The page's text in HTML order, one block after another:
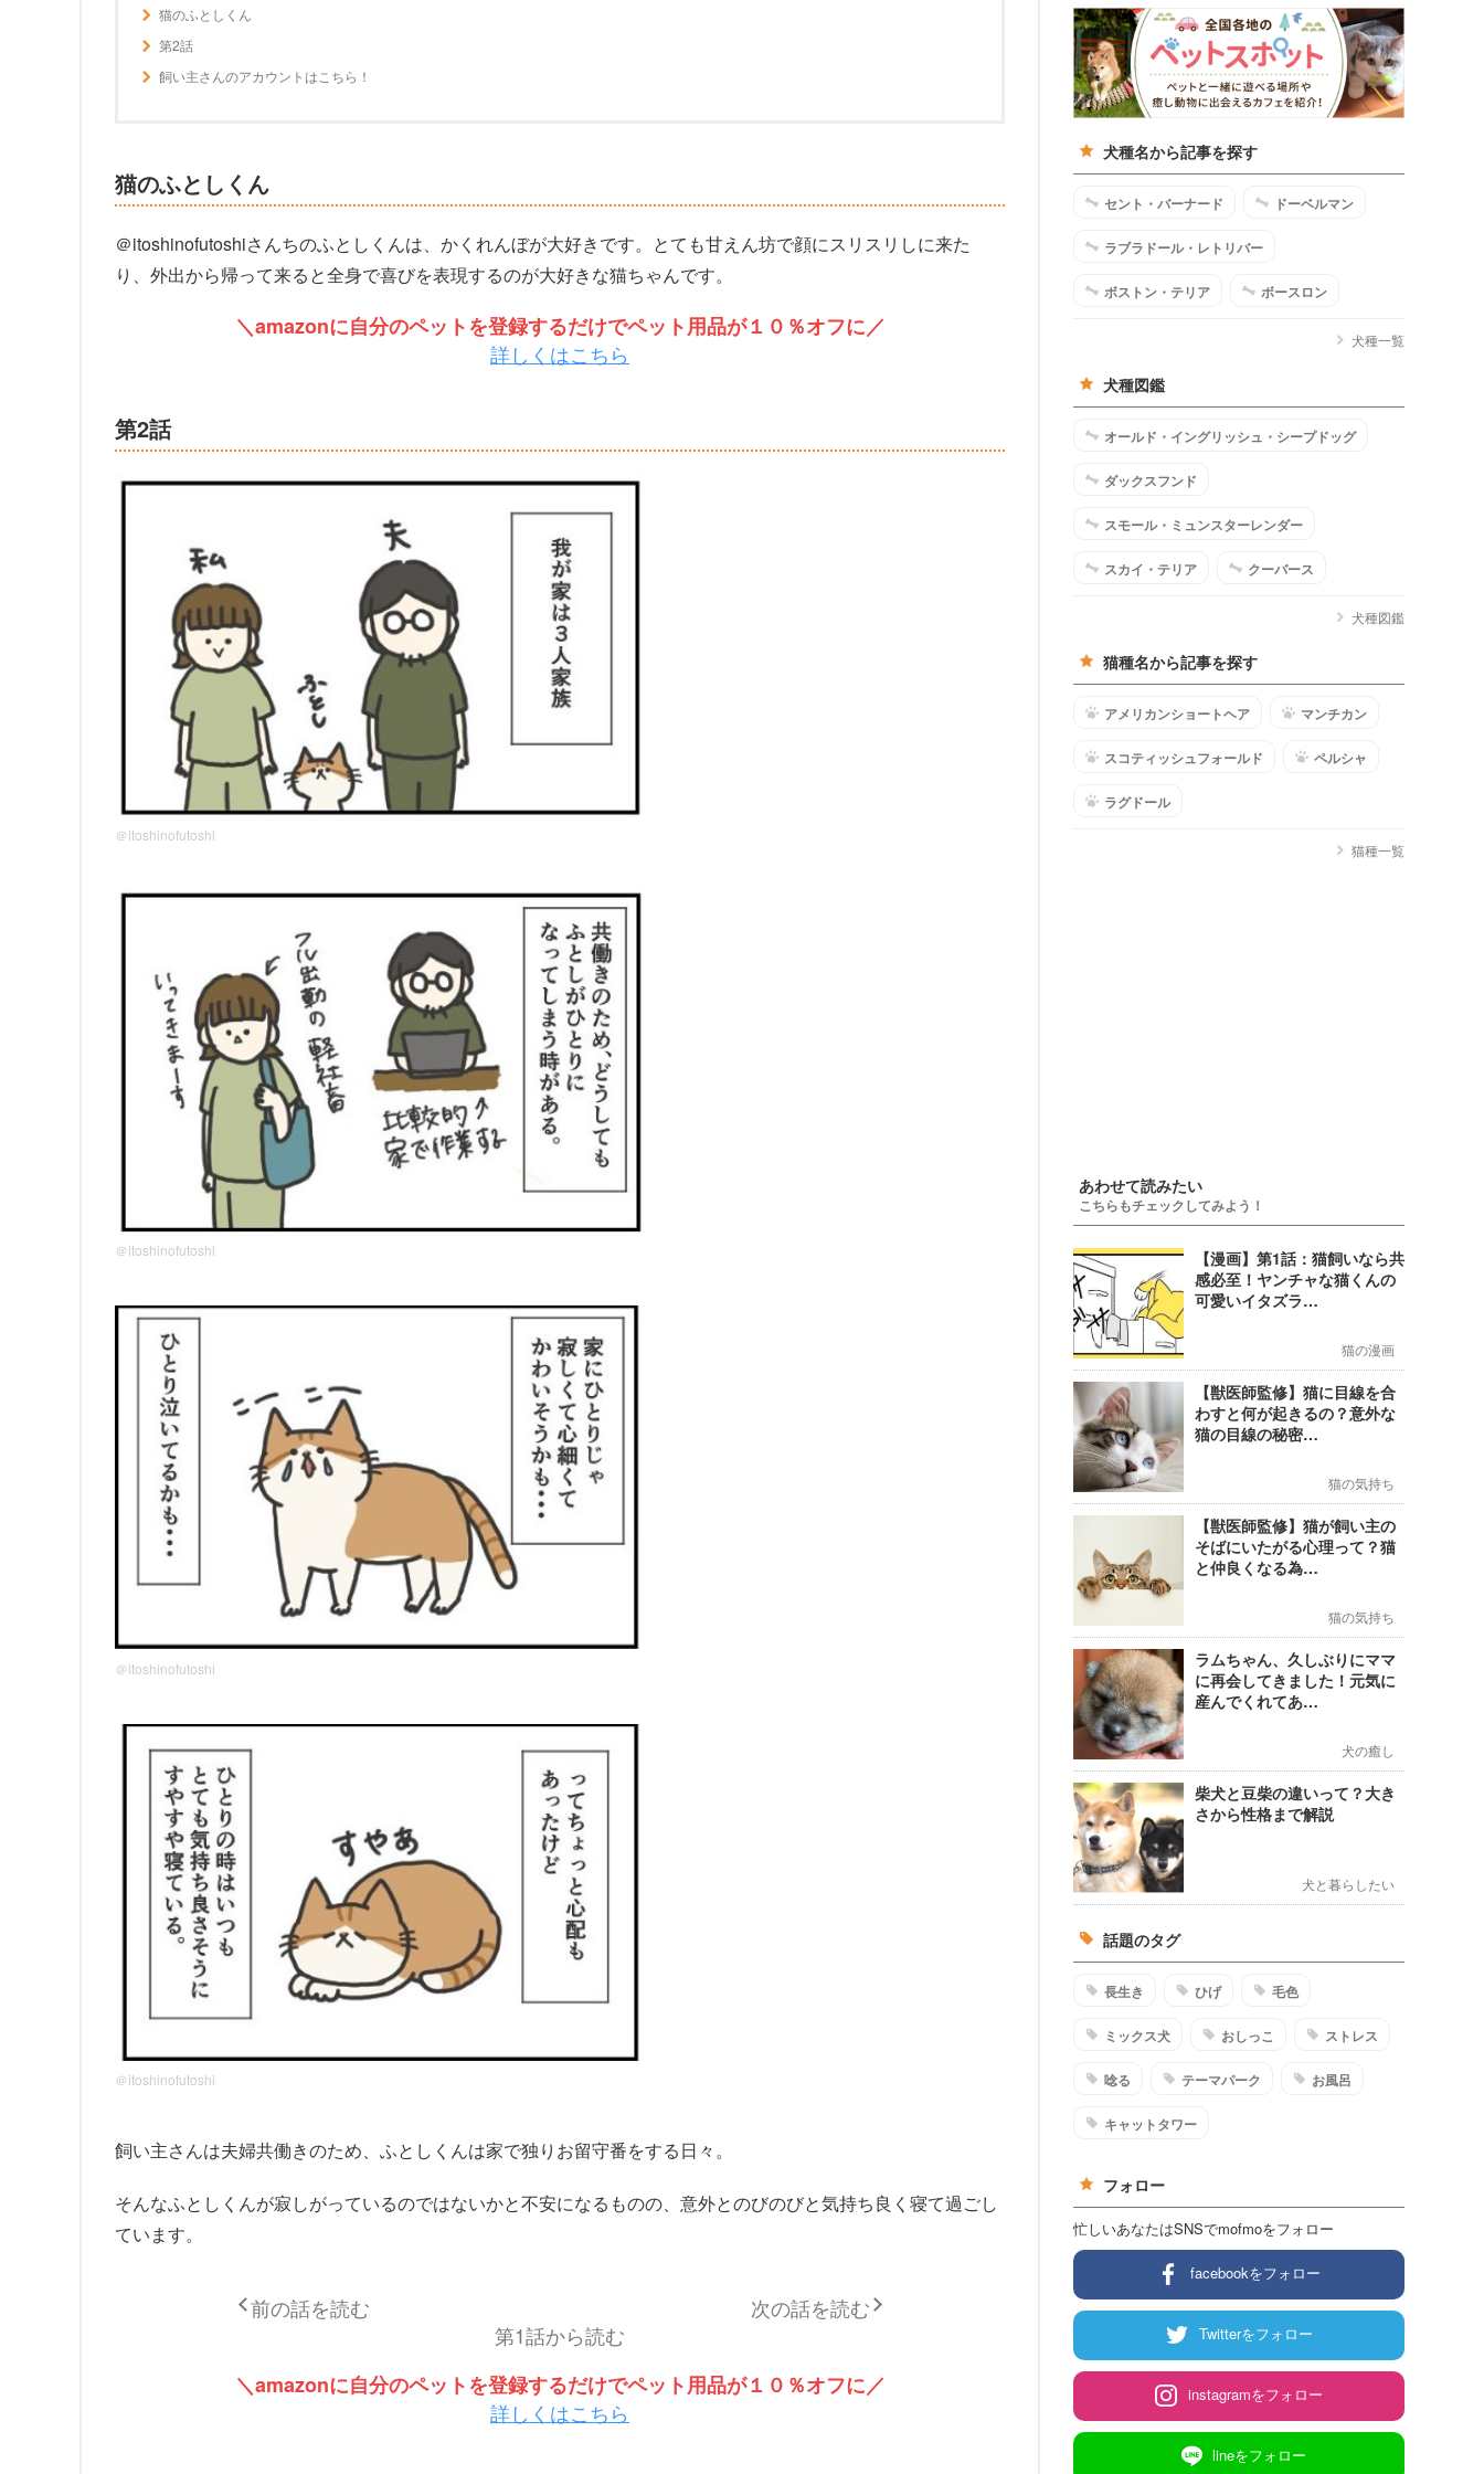
猫のふとしくん
第2話
飼い主さんのアカウントはこちら！
猫のふとしくん
＠itoshinofutoshiさんちのふとしくんは、かくれんぼが大好きです。とても甘えん坊で顔にスリスリしに来た
り、外出から帰って来ると全身で喜びを表現するのが大好きな猫ちゃんです。
＼amazonに自分のペットを登録するだけでペット用品が１０％オフに／
詳しくはこちら
第2話
＠itoshinofutoshi
＠itoshinofutoshi
＠itoshinofutoshi
＠itoshinofutoshi
飼い主さんは夫婦共働きのため、ふとしくんは家で独りお留守番をする日々。
そんなふとしくんが寂しがっているのではないかと不安になるものの、意外とのびのびと気持ち良く寝て過ごし
ています。
前の話を読む
次の話を読む
第1話から読む
＼amazonに自分のペットを登録するだけでペット用品が１０％オフに／
詳しくはこちら
犬種名から記事を探す
セント・バーナード ドーベルマン
ラブラドール・レトリバー
ボストン・テリア ボースロン
犬種一覧
犬種図鑑
オールド・イングリッシュ・シープドッグ
ダックスフンド
スモール・ミュンスターレンダー
スカイ・テリア クーバース
犬種図鑑
猫種名から記事を探す
アメリカンショートヘア マンチカン
スコティッシュフォールド ペルシャ
ラグドール
猫種一覧
あわせて読みたい
こちらもチェックしてみよう！
【漫画】第1話：猫飼いなら共
感必至！ヤンチャな猫くんの
可愛いイタズラ…
猫の漫画
【獣医師監修】猫に目線を合
わすと何が起きるの？意外な
猫の目線の秘密…
猫の気持ち
【獣医師監修】猫が飼い主の
そばにいたがる心理って？猫
と仲良くなる為…
猫の気持ち
ラムちゃん、久しぶりにママ
に再会してきました！元気に
産んでくれてあ…
犬の癒し
柴犬と豆柴の違いって？大き
さから性格まで解説
犬と暮らしたい
話題のタグ
長生き ひげ 毛色
ミックス犬 おしっこ ストレス
唸る テーマパーク お風呂
キャットタワー
フォロー
忙しいあなたはSNSでmofmoをフォロー
facebookをフォロー
Twitterをフォロー
instagramをフォロー
lineをフォロー